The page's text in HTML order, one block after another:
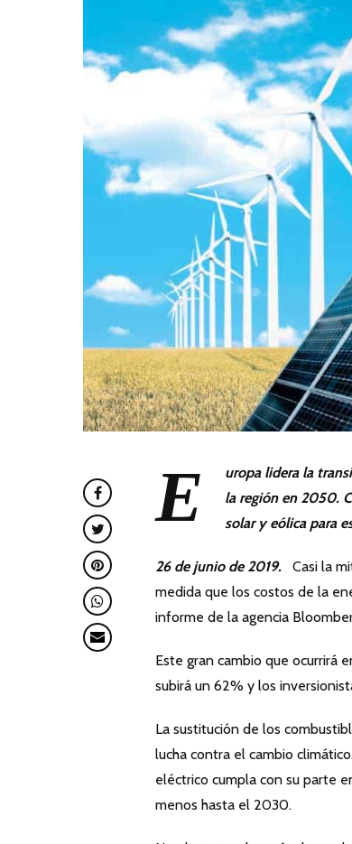
E
uropa lidera la
la región en 2050.
solar y eólica para
26 de junio de 2019. Casi la
medida que los costos de la
informe de la agencia
Este gran cambio que ocurrirá
subirá un 62% y los
La sustitución de los
lucha contra el cambio
eléctrico cumpla con su parte
menos hasta el 2030.